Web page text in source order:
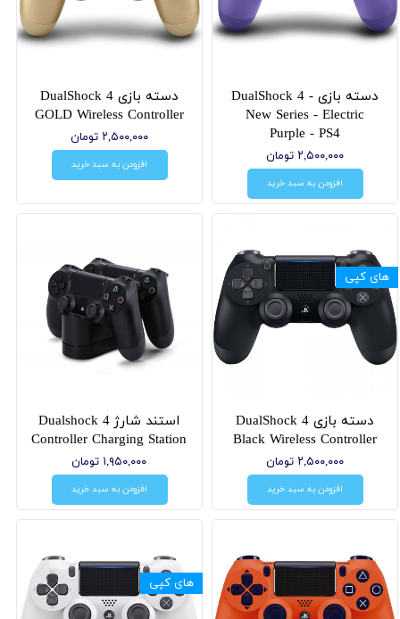
دسته بازی DualShock 4 -
New Series - Electric
Purple - PS4
۲,۵۰۰,۰۰۰ تومان
افزودن به سبد خرید
دسته بازی DualShock 4
GOLD Wireless Controller
۲,۵۰۰,۰۰۰ تومان
افزودن به سبد خرید
دسته بازی DualShock 4
Black Wireless Controller
۲,۵۰۰,۰۰۰ تومان
افزودن به سبد خرید
های کپی
استند شارژ Dualshock 4
Controller Charging Station
۱,۹۵۰,۰۰۰ تومان
افزودن به سبد خرید
های کپی